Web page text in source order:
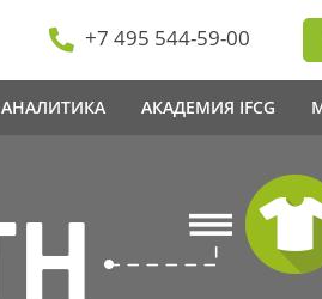
+7 495 544-59-00
АНАЛИТИКА АКАДЕМИЯ IFCG